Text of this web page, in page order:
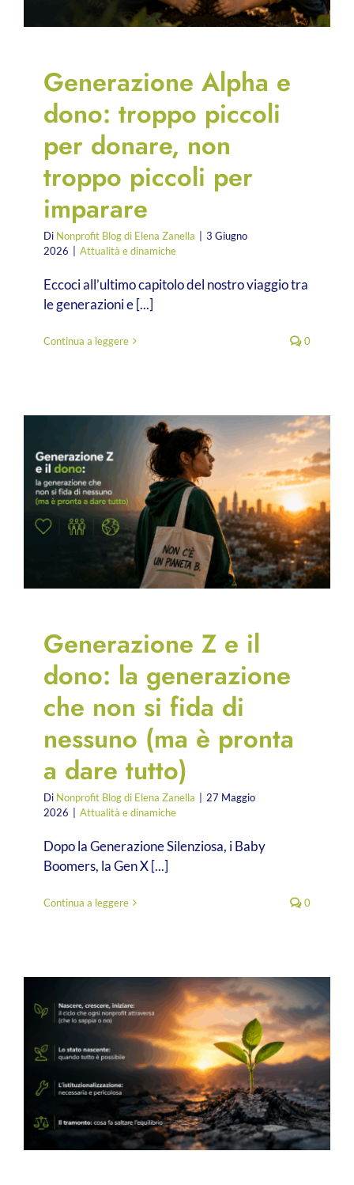
Generazione Alpha e
dono: troppo piccoli
per donare, non
troppo piccoli per
imparare
Di Nonprofit Blog di Elena Zanella
3 Giugno
2026
Attualità e dinamiche
Eccoci all’ultimo capitolo del nostro viaggio tra
le generazioni e [...]
Continua a leggere 0
Generazione Z e il
dono: la generazione
che non si fida di
nessuno (ma è pronta
a dare tutto)
Di Nonprofit Blog di Elena Zanella
27 Maggio
2026
Attualità e dinamiche
Dopo la Generazione Silenziosa, i Baby
Boomers, la Gen X [...]
Continua a leggere 0